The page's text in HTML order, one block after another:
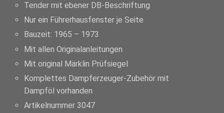
Tender mit ebener DB-Beschriftung
Nur ein Führerhausfenster je Seite
Bauzeit: 1965 – 1973
Mit allen Originalanleitungen
Mit original Märklin Prüfsiegel
Komplettes Dampferzeuger-Zubehör mit
Dampföl vorhanden
Artikelnummer 3047